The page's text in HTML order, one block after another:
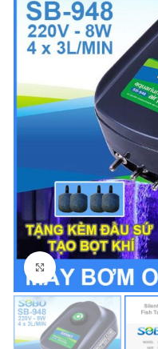
Click to enlarge